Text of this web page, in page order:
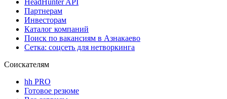
HeadHunter API
Партнерам
Инвесторам
Каталог компаний
Поиск по вакансиям в Азнакаево
Сетка: соцсеть для нетворкинга
Соискателям
hh PRO
Готовое резюме